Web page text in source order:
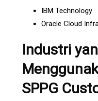
IBM Technology
Oracle Cloud
Industri
SPPG